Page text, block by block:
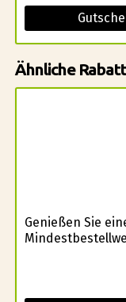
Ähnliche
Genießen Sie